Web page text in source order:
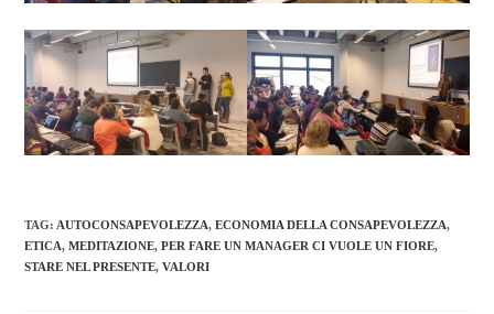
TAG: AUTOCONSAPEVOLEZZA, ECONOMIA DELLA CONSAPEVOLEZZA,
ETICA, MEDITAZIONE, PER FARE UN MANAGER CI VUOLE UN FIORE,
STARE NEL PRESENTE, VALORI